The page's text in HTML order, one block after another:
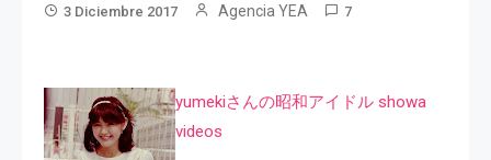
3 Diciembre 2017 Agencia YEA 7
yumekiさんの昭和アイドル showa
videos